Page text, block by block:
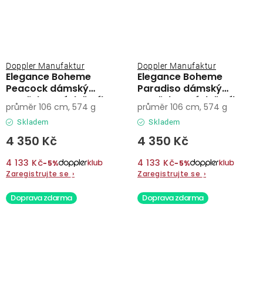
Elegance Boheme
Peacock dámský
vystřelovací deštník
Doppler Manufaktur
Skladem
4 350 Kč
4 133 Kč−5%
Zaregistrujte se ›
průměr 106 cm, 574 g
Elegance Boheme
Paradiso dámský
vystřelovací deštník
Doppler Manufaktur
Skladem
4 350 Kč
4 133 Kč−5%
Zaregistrujte se ›
průměr 106 cm, 574 g
Doprava zdarma Doprava zdarma